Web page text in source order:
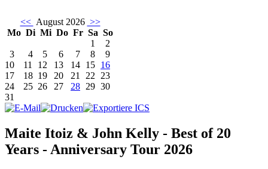
<< August 2026 >>
Mo Di Mi Do Fr Sa So
1
2
3
4 5 6 7 8
9
10
11 12 13 14 15 16
17
18 19 20 21 22 23
24
25 26 27 28 29 30
31
Maite Itoiz & John Kelly - Best of 20
Years - Anniversary Tour 2026